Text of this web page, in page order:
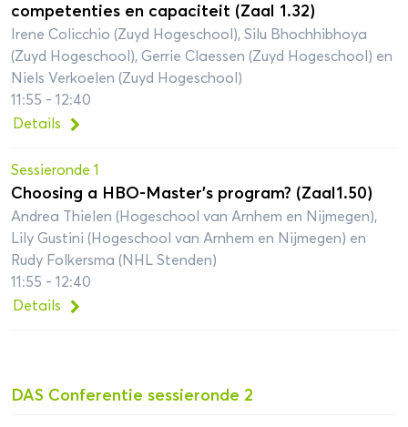
competenties en capaciteit (Zaal 1.32)
Irene Colicchio (Zuyd Hogeschool), Silu Bhochhibhoya
(Zuyd Hogeschool), Gerrie Claessen (Zuyd Hogeschool) en
Niels Verkoelen (Zuyd Hogeschool)
11:55 - 12:40
Details
Sessieronde 1
Choosing a HBO-Master’s program? (Zaal1.50)
Andrea Thielen (Hogeschool van Arnhem en Nijmegen),
Lily Gustini (Hogeschool van Arnhem en Nijmegen) en
Rudy Folkersma (NHL Stenden)
11:55 - 12:40
Details
DAS Conferentie sessieronde 2